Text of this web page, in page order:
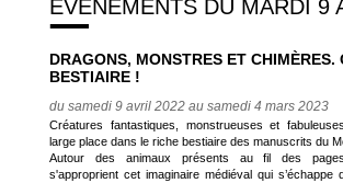
EVÉNEMENTS DU MARDI 9
DRAGONS, MONSTRES ET CHIMÈRES.
BESTIAIRE !
du samedi 9 avril 2022 au samedi 4 mars 2023
Créatures fantastiques, monstrueuses et
large place dans le riche bestiaire des manuscrits du
Autour des animaux présents au fil des
s'approprient cet imaginaire médiéval qui s’échappe